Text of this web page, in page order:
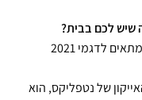
שיש לכם בבית?
שלט מקורי לטלוויזיה חכמה LG MR21GA מתאים לדגמי 2021
של נטפליקס, הוא